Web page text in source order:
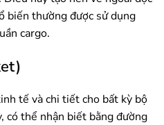
biến thường được sử dụng
cargo.
tế và chi tiết cho bất kỳ bộ
có thể nhận biết bằng đường